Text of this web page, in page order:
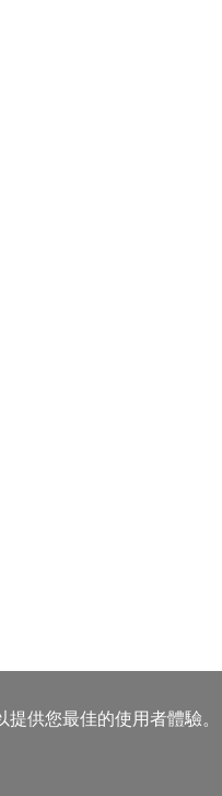
提供您最佳的使用者體驗